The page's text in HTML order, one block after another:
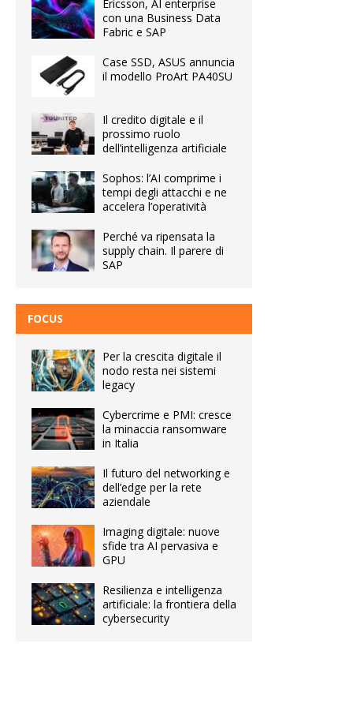
Ericsson, AI enterprise
con una Business Data
Fabric e SAP
Case SSD, ASUS annuncia
il modello ProArt PA40SU
Il credito digitale e il
prossimo ruolo
dell’intelligenza artificiale
Sophos: l’AI comprime i
tempi degli attacchi e ne
accelera l’operatività
Perché va ripensata la
supply chain. Il parere di
SAP
FOCUS
Per la crescita digitale il
nodo resta nei sistemi
legacy
Cybercrime e PMI: cresce
la minaccia ransomware
in Italia
Il futuro del networking e
dell’edge per la rete
aziendale
Imaging digitale: nuove
sfide tra AI pervasiva e
GPU
Resilienza e intelligenza
artificiale: la frontiera della
cybersecurity